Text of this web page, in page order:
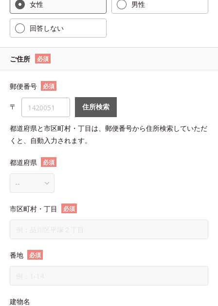
女性 男性
回答しない
ご住所 必須
郵便番号 必須
〒 住所検索
都道府県と市区町村・丁目は、郵便番号から住所検索していただ
くと、自動入力されます。
都道府県 必須
市区町村・丁目 必須
番地 必須
建物名